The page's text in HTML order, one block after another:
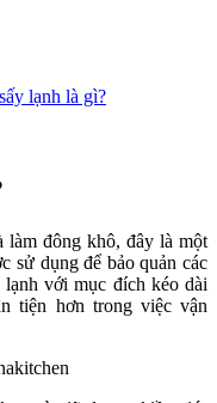
lạnh là gì?
làm đông khô, đây là một
sử dụng để bảo quản các
với mục đích kéo dài
tiện hơn trong việc vận